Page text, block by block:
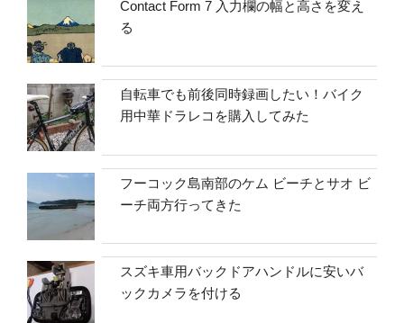
Contact Form 7 入力欄の幅と高さを変え
る
自転車でも前後同時録画したい！バイク
用中華ドラレコを購入してみた
フーコック島南部のケム ビーチとサオ ビ
ーチ両方行ってきた
スズキ車用バックドアハンドルに安いバ
ックカメラを付ける